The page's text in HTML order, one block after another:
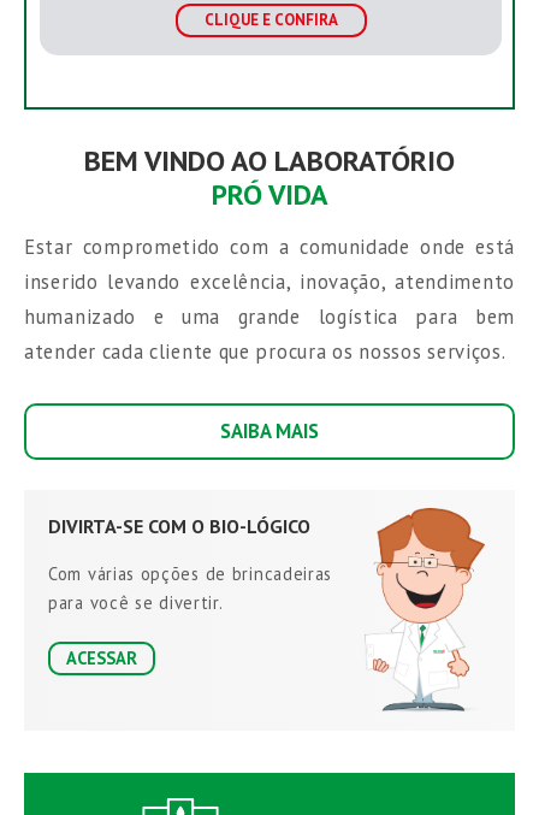
CLIQUE E CONFIRA
BEM VINDO AO LABORATÓRIO
PRÓ VIDA
Estar comprometido com a comunidade onde está
inserido levando excelência, inovação, atendimento
humanizado e uma grande logística para bem
atender cada cliente que procura os nossos serviços.
SAIBA MAIS
DIVIRTA-SE COM O BIO-LÓGICO
Com várias opções de brincadeiras
para você se divertir.
ACESSAR